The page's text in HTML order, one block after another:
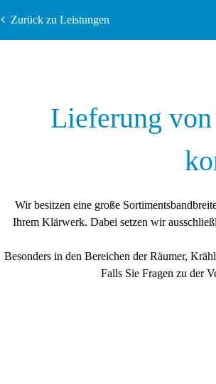
 Zurück zu Leistungen
Lieferung
Wir besitzen eine große
Ihrem Klärwerk. Dabei setzen wir
Besonders in den Bereichen der Räumer,
Falls Sie Fragen zu der